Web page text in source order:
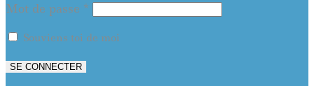
Mot de passe *
Souviens toi de moi
SE CONNECTER